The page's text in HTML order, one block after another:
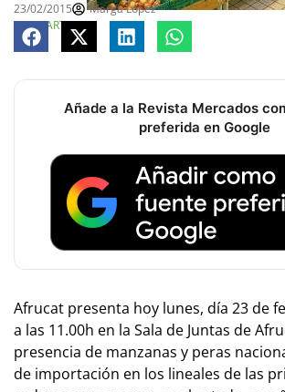
23/02/2015
Marga López
COMPARTE
Añade a la Revista Mercados
preferida en Google
Afrucat presenta hoy lunes, día 23 de
a las 11.00h en la Sala de Juntas de
presencia de manzanas y peras
de importación en los lineales de las